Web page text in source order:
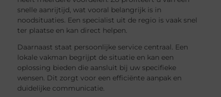
snelle aanrijtijd, wat vooral belangrijk is in
noodsituaties. Een specialist uit de regio is vaak snel
ter plaatse en kan direct helpen.
Daarnaast staat persoonlijke service centraal. Een
lokale vakman begrijpt de situatie en kan een
oplossing bieden die aansluit bij uw specifieke
wensen. Dit zorgt voor een efficiënte aanpak en
duidelijke communicatie.